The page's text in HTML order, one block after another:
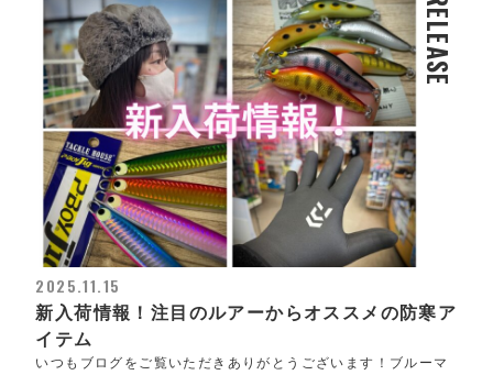
RELEASE
2025.11.15
新入荷情報！注目のルアーからオススメの防寒ア
イテム
いつもブログをご覧いただきありがとうございます！ブルーマ